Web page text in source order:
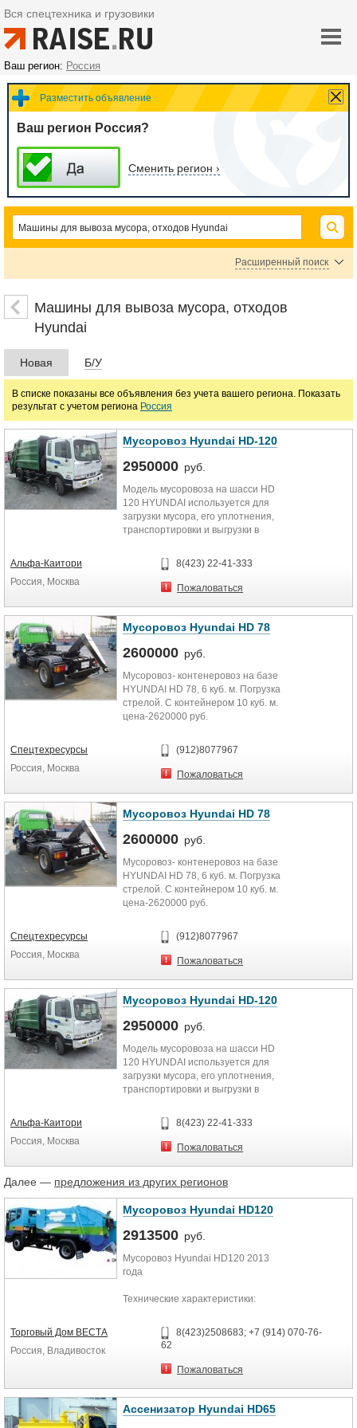
Вся спецтехника и грузовики
Ваш регион: Россия
Разместить объявление
Ваш регион Россия?
Сменить регион ›
Расширенный поиск
Цена
руб.
Машины для вывоза мусора, отходов
Hyundai
Новая Б/У
В списке показаны все объявления без учета вашего региона. Показать
результат с учетом региона Россия
Мусоровоз Hyundai HD-120
2950000 руб.
Модель мусоровоза на шасси HD
120 HYUNDAI используется для
загрузки мусора, его уплотнения,
транспортировки и выгрузки в
Альфа-Каитори
Россия, Москва
8(423) 22-41-333
Пожаловаться
Мусоровоз Hyundai HD 78
2600000 руб.
Мусоровоз- контенеровоз на базе
HYUNDAI HD 78, 6 куб. м. Погрузка
стрелой. С контейнером 10 куб. м.
цена-2620000 руб.
Спецтехресурсы
Россия, Москва
(912)8077967
Пожаловаться
Мусоровоз Hyundai HD 78
2600000 руб.
Мусоровоз- контенеровоз на базе
HYUNDAI HD 78, 6 куб. м. Погрузка
стрелой. С контейнером 10 куб. м.
цена-2620000 руб.
Спецтехресурсы
Россия, Москва
(912)8077967
Пожаловаться
Мусоровоз Hyundai HD-120
2950000 руб.
Модель мусоровоза на шасси HD
120 HYUNDAI используется для
загрузки мусора, его уплотнения,
транспортировки и выгрузки в
Альфа-Каитори
Россия, Москва
8(423) 22-41-333
Пожаловаться
Далее — предложения из других регионов
Мусоровоз Hyundai HD120
2913500 руб.
Мусоровоз Hyundai HD120 2013
года
Технические характеристики:
Размеры: длина – 6 970 мм
ширина - 2 400 мм
Колесная база: 3 795мм
Колея передних колес: 1 795 мм
Торговый Дом ВЕСТА
Россия, Владивосток
8(423)2508683; +7 (914) 070-76-
62
Пожаловаться
Ассенизатор Hyundai HD65